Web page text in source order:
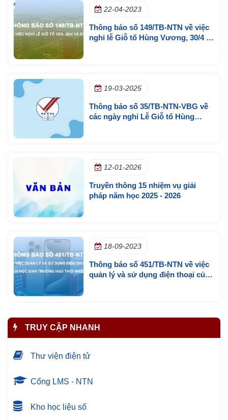
22-04-2023
Thông báo số 149/TB-NTN về việc
nghỉ lễ Giỗ tổ Hùng Vương, 30/4 và
19-03-2025
Thông báo số 35/TB-NTN-VBG về
các ngày nghỉ Lễ Giỗ tổ Hùng
12-01-2026
Truyền thông 15 nhiệm vụ giải
pháp năm học 2025 - 2026
18-09-2023
Thông báo số 451/TB-NTN về việc
quản lý và sử dụng điện thoại của
TRUY CẬP NHANH
Thư viện điện tử
Cổng LMS - NTN
Kho học liệu số